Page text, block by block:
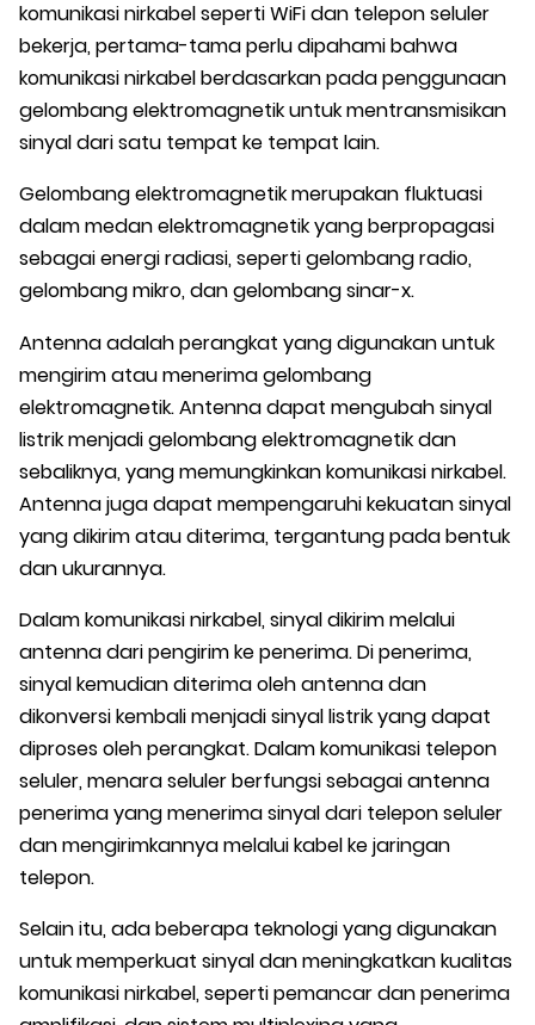
komunikasi nirkabel seperti WiFi dan telepon seluler
bekerja, pertama-tama perlu dipahami bahwa
komunikasi nirkabel berdasarkan pada penggunaan
gelombang elektromagnetik untuk mentransmisikan
sinyal dari satu tempat ke tempat lain.
Gelombang elektromagnetik merupakan fluktuasi
dalam medan elektromagnetik yang berpropagasi
sebagai energi radiasi, seperti gelombang radio,
gelombang mikro, dan gelombang sinar-x.
Antenna adalah perangkat yang digunakan untuk
mengirim atau menerima gelombang
elektromagnetik. Antenna dapat mengubah sinyal
listrik menjadi gelombang elektromagnetik dan
sebaliknya, yang memungkinkan komunikasi nirkabel.
Antenna juga dapat mempengaruhi kekuatan sinyal
yang dikirim atau diterima, tergantung pada bentuk
dan ukurannya.
Dalam komunikasi nirkabel, sinyal dikirim melalui
antenna dari pengirim ke penerima. Di penerima,
sinyal kemudian diterima oleh antenna dan
dikonversi kembali menjadi sinyal listrik yang dapat
diproses oleh perangkat. Dalam komunikasi telepon
seluler, menara seluler berfungsi sebagai antenna
penerima yang menerima sinyal dari telepon seluler
dan mengirimkannya melalui kabel ke jaringan
telepon.
Selain itu, ada beberapa teknologi yang digunakan
untuk memperkuat sinyal dan meningkatkan kualitas
komunikasi nirkabel, seperti pemancar dan penerima